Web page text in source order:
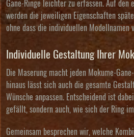
Gane-Ringe leichter zu erfassen. Auf den
werden die jeweiligen Eigenschaften
ohne dass die individuellen Modellnamen
Individuelle Gestaltung Ihrer
Die Maserung macht jeden Mokume-
hinaus lässt sich auch die gesamte
Wünsche anpassen. Entscheidend ist
gefällt, sondern auch, wie sich der Ring
Gemeinsam besprechen wir, welche